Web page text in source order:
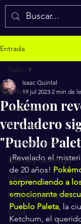
Isaac Quintal
Entrada
Todo
Espectáculos
El mundo
Entretenimiento
Ciencia y tecnología
México
Marketing y negocios
Salud
Todo
Pokémon
verdadero
"Pueblo
Isaac Quintal
19 jul 2023 2 min de
¡Revelado el
de 20 años!
sorprendiendo a
emocionante
Pueblo Paleta, la
Ketchum, el